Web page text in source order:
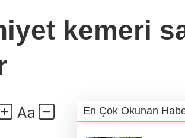
kemeri
En Çok Okunan